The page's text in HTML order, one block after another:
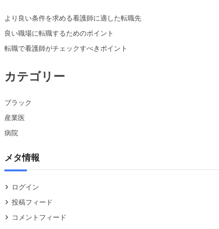
より良い条件を求める看護師に適した転職先
良い職場に転職するためのポイント
転職で看護師がチェックすべきポイント
カテゴリー
ブラック
産業医
病院
メタ情報
ログイン
投稿フィード
コメントフィード